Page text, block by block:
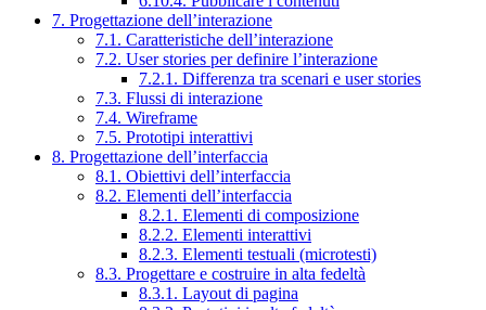
7. Progettazione dell’interazione
7.1. Caratteristiche dell’interazione
7.2. User stories per definire l’interazione
7.2.1. Differenza tra scenari e user stories
7.3. Flussi di interazione
7.4. Wireframe
7.5. Prototipi interattivi
8. Progettazione dell’interfaccia
8.1. Obiettivi dell’interfaccia
8.2. Elementi dell’interfaccia
8.2.1. Elementi di composizione
8.2.2. Elementi interattivi
8.2.3. Elementi testuali (microtesti)
8.3. Progettare e costruire in alta fedeltà
8.3.1. Layout di pagina